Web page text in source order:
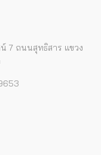
7 ถนนสุทธิสาร แขวง